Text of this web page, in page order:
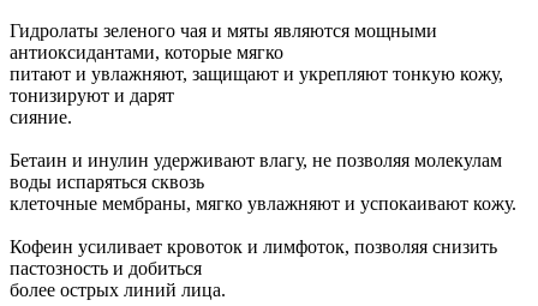
Гидролаты зеленого чая и мяты являются мощными
антиоксидантами, которые мягко
питают и увлажняют, защищают и укрепляют тонкую кожу,
тонизируют и дарят
сияние.
Бетаин и инулин удерживают влагу, не позволяя молекулам
воды испаряться сквозь
клеточные мембраны, мягко увлажняют и успокаивают кожу.
Кофеин усиливает кровоток и лимфоток, позволяя снизить
пастозность и добиться
более острых линий лица.